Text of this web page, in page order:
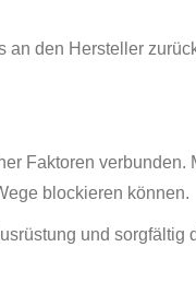
an den Hersteller
Faktoren verbunden.
blockieren können.
und sorgfältig